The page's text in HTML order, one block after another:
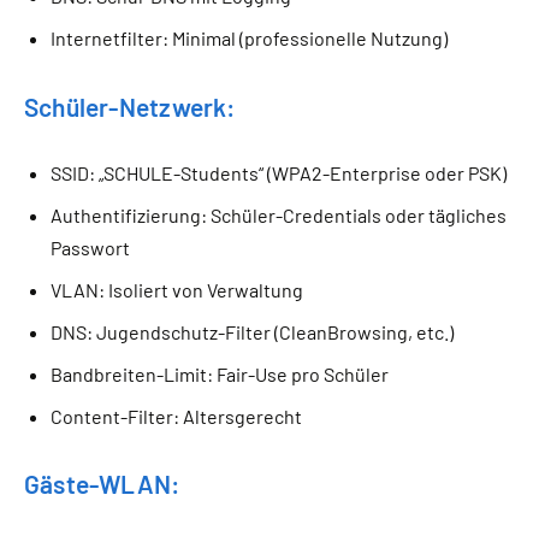
Internetfilter: Minimal (professionelle Nutzung)
Schüler-Netzwerk:
SSID: „SCHULE-Students“ (WPA2-Enterprise oder PSK)
Authentifizierung: Schüler-Credentials oder tägliches
Passwort
VLAN: Isoliert von Verwaltung
DNS: Jugendschutz-Filter (CleanBrowsing, etc.)
Bandbreiten-Limit: Fair-Use pro Schüler
Content-Filter: Altersgerecht
Gäste-WLAN: